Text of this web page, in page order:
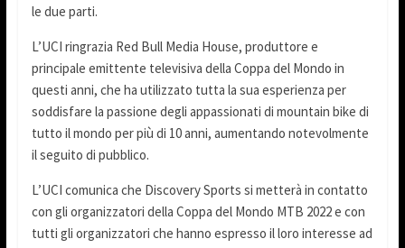
le due parti.
L’UCI ringrazia Red Bull Media House, produttore e
principale emittente televisiva della Coppa del Mondo in
questi anni, che ha utilizzato tutta la sua esperienza per
soddisfare la passione degli appassionati di mountain bike di
tutto il mondo per più di 10 anni, aumentando notevolmente
il seguito di pubblico.
L’UCI comunica che Discovery Sports si metterà in contatto
con gli organizzatori della Coppa del Mondo MTB 2022 e con
tutti gli organizzatori che hanno espresso il loro interesse ad